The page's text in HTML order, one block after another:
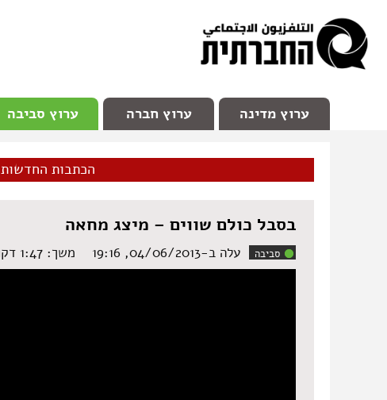
ערוץ מדינה ערוץ חברה ערוץ סביבה
הכתבות החדשות
בסבל כולם שווים – מיצג מחאה
סביבה עלה ב-04/06/2013, 19:16 משך: ‏1:47 דקות